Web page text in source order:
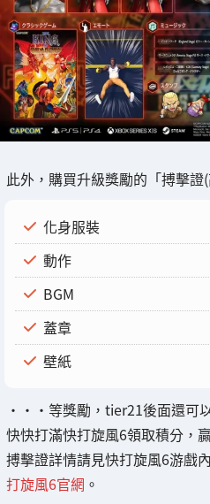
此外，購買升級獎勵的「搏擊證
化身服裝
動作
BGM
蓋章
壁紙
・・・等獎勵，tier21後面還可
快快打滿快打旋風6領取積分，
搏擊證詳情請見快打旋風6游戲
打旋風6官網 。